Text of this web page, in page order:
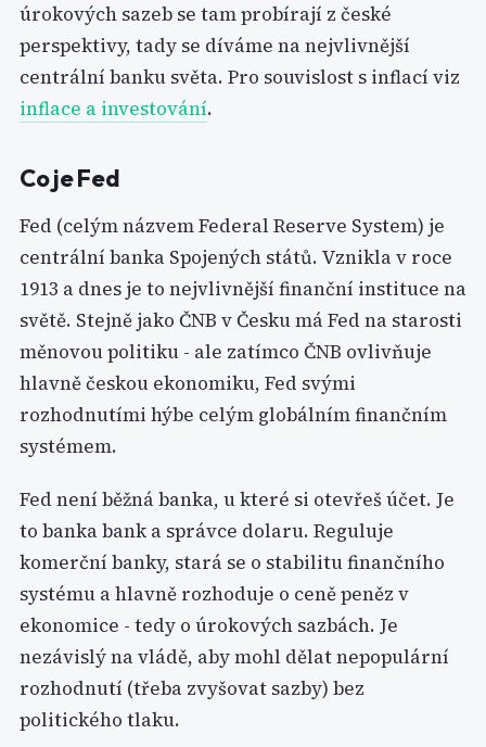
úrokových sazeb se tam probírají z české
perspektivy, tady se díváme na nejvlivnější
centrální banku světa. Pro souvislost s inflací viz
inflace a investování.
Co je Fed
Fed (celým názvem Federal Reserve System) je
centrální banka Spojených států. Vznikla v roce
1913 a dnes je to nejvlivnější finanční instituce na
světě. Stejně jako ČNB v Česku má Fed na starosti
měnovou politiku - ale zatímco ČNB ovlivňuje
hlavně českou ekonomiku, Fed svými
rozhodnutími hýbe celým globálním finančním
systémem.
Fed není běžná banka, u které si otevřeš účet. Je
to banka bank a správce dolaru. Reguluje
komerční banky, stará se o stabilitu finančního
systému a hlavně rozhoduje o ceně peněz v
ekonomice - tedy o úrokových sazbách. Je
nezávislý na vládě, aby mohl dělat nepopulární
rozhodnutí (třeba zvyšovat sazby) bez
politického tlaku.